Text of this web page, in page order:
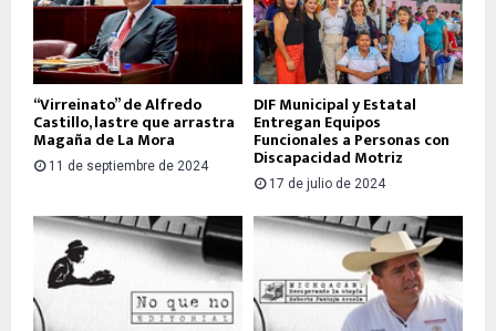
“Virreinato” de Alfredo
Castillo, lastre que arrastra
Magaña de La Mora
11 de septiembre de 2024
DIF Municipal y Estatal
Entregan Equipos
Funcionales a Personas con
Discapacidad Motriz
17 de julio de 2024